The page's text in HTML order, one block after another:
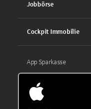
Jobbörse
Cockpit Immobilie
App Sparkasse